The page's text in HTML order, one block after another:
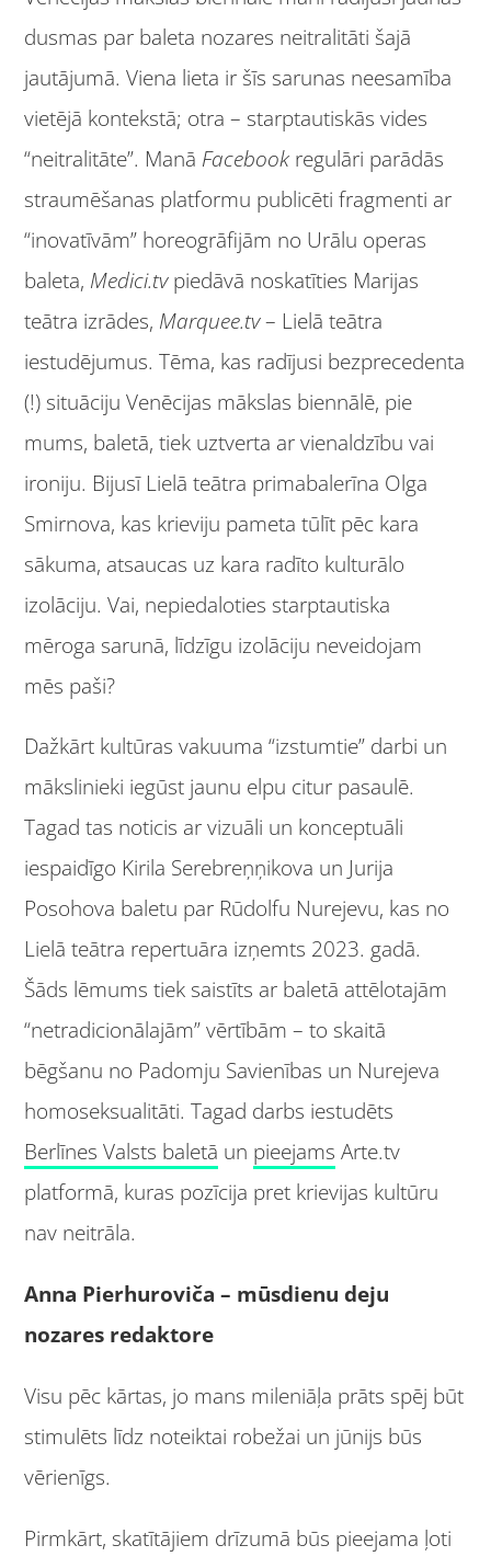
dusmas par baleta nozares neitralitāti šajā
jautājumā. Viena lieta ir šīs sarunas neesamība
vietējā kontekstā; otra – starptautiskās vides
“neitralitāte”. Manā Facebook regulāri parādās
straumēšanas platformu publicēti fragmenti ar
“inovatīvām” horeogrāfijām no Urālu operas
baleta, Medici.tvpiedāvā noskatīties Marijas
teātra izrādes, Marquee.tv– Lielā teātra
iestudējumus. Tēma, kas radījusi bezprecedenta
(!) situāciju Venēcijas mākslas biennālē, pie
mums, baletā, tiek uztverta ar vienaldzību vai
ironiju. Bijusī Lielā teātra primabalerīna Olga
Smirnova, kas krieviju pameta tūlīt pēc kara
sākuma, atsaucas uz kara radīto kulturālo
izolāciju. Vai, nepiedaloties starptautiska
mēroga sarunā, līdzīgu izolāciju neveidojam
mēs paši?
Dažkārt kultūras vakuuma “izstumtie” darbi un
mākslinieki iegūst jaunu elpu citur pasaulē.
Tagad tas noticis ar vizuāli un konceptuāli
iespaidīgo Kirila Serebreņņikova un Jurija
Posohova baletu par Rūdolfu Nurejevu, kas no
Lielā teātra repertuāra izņemts 2023. gadā.
Šāds lēmums tiek saistīts ar baletā attēlotajām
“netradicionālajām” vērtībām – to skaitā
bēgšanu no Padomju Savienības un Nurejeva
homoseksualitāti. Tagad darbs iestudēts
Berlīnes Valsts baletā un pieejams Arte.tv
platformā, kuras pozīcija pret krievijas kultūru
nav neitrāla.
Anna Pierhuroviča – mūsdienu deju
nozares redaktore
Visu pēc kārtas, jo mans mileniāļa prāts spēj būt
stimulēts līdz noteiktai robežai un jūnijs būs
vērienīgs.
Pirmkārt, skatītājiem drīzumā būs pieejama ļoti